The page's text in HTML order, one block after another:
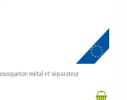
métal et séparateur